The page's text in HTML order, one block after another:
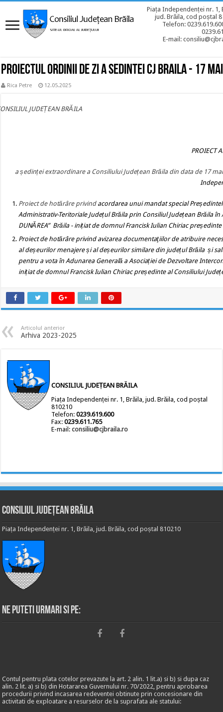
Piața Independenței nr. 1,
jud. Brăila, cod poștal
Telefon:
E-mail:
Proiectul ordinii de zi a sedintei CJ BRAILA - 17
Rica Petre 12.05.2025
JUDEȚEAN BRĂILA
PROIECT AL
a ședinței extraordinare a Consiliului Județean Brăila din data de 17
Proiect de hotărâre privind acordarea unui mandat special
Administrativ-Teritoriale Județul Brăila prin Consiliul Județean Brăila
DUNĂREA” Brăila - inițiat de domnul Francisk Iulian Chiriac
Proiect de hotărâre privind avizarea documentaţiilor de atribuire
al deșeurilor menajere și al deșeurilor similare din județul Brăila și
pentru a vota în Adunarea Generală a Asociației de Dezvoltare
inițiat de domnul Francisk Iulian Chiriac președinte al Consiliului
Articolul anterior
Arhiva 2023-2025
CONSILIUL JUDEȚEAN BRĂILA
Piața Independenței nr. 1, Brăila, jud. Brăila, cod poștal
810210
Telefon:0239.619.600
Fax:0239.611.765
E-mail:consiliu@cjbraila.ro
Consiliul Județean Brăila
Piața Independenței nr. 1, Brăila, jud. Brăila, cod poștal 810210
Ne puteti urmari si pe:
Contul pentru plata cotelor prevazute la art. 2 alin. 1 lit.a) si b) si dupa caz
alin. 2 lit. a) si b) din Hotararea Guvernului nr. 70/2022, pentru aprobarea
procedurii privind incasarea redeventei obtinute prin concesionare din
activitati de exploatare a resurselor de la suprafata ale statului: